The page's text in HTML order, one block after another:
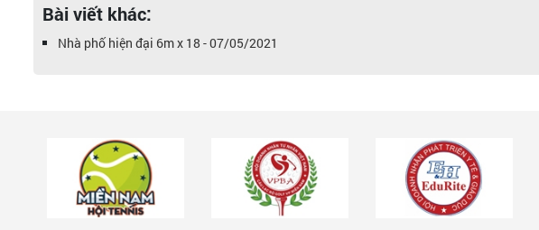
Bài viết khác:
Nhà phố hiện đại 6m x 18 - 07/05/2021